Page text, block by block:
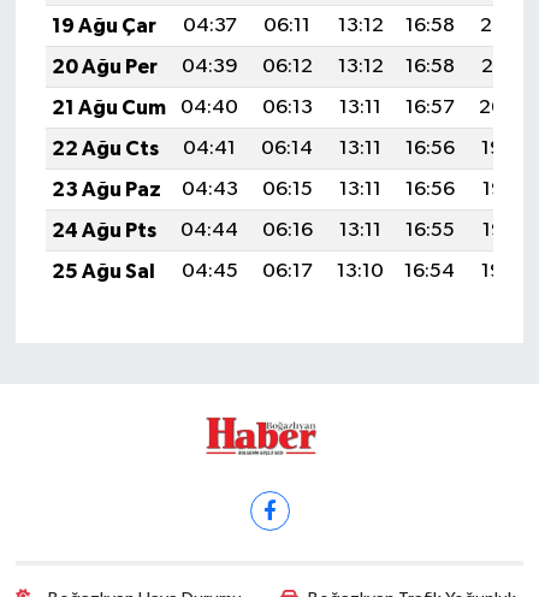
19 Ağu Çar
04:37 06:11 13:12 16:58
20:03
20 Ağu Per
04:39 06:12 13:12 16:58
20:01
21 Ağu Cum
04:40 06:13 13:11 16:57
20:00
22 Ağu Cts
04:41 06:14 13:11 16:56
19:59
23 Ağu Paz
04:43 06:15 13:11 16:56
19:57
24 Ağu Pts
04:44 06:16 13:11 16:55
19:56
25 Ağu Sal
04:45 06:17 13:10 16:54 19:54